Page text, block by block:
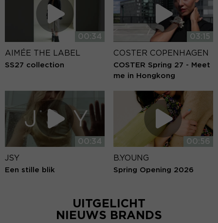
00:34
AIMÉE THE LABEL
SS27 collection
03:15
COSTER COPENHAGEN
COSTER Spring 27 - Meet
me in Hongkong
00:34
JSY
Een stille blik
00:56
B.YOUNG
Spring Opening 2026
UITGELICHT
NIEUWS BRANDS